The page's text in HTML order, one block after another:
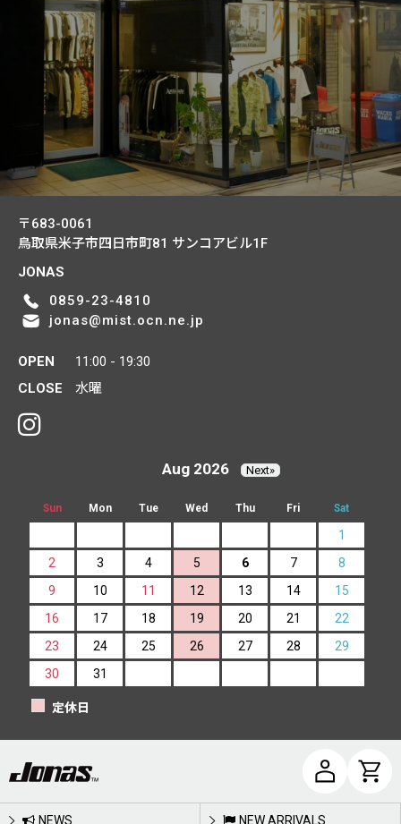
〒683-0061
鳥取県米子市四日市町81 サンコアビル1F
JONAS
0859-23-4810
jonas@mist.ocn.ne.jp
OPEN
11:00 - 19:30
CLOSE
水曜
Aug 2026 Next»
Sun Mon Tue Wed Thu Fri Sat
1
2
3 4 5 6 7
8
9
10 11 12 13 14
15
16
17 18 19 20 21
22
23
24 25 26 27 28
29
30
31
定休日
NEWS NEW ARRIVALS